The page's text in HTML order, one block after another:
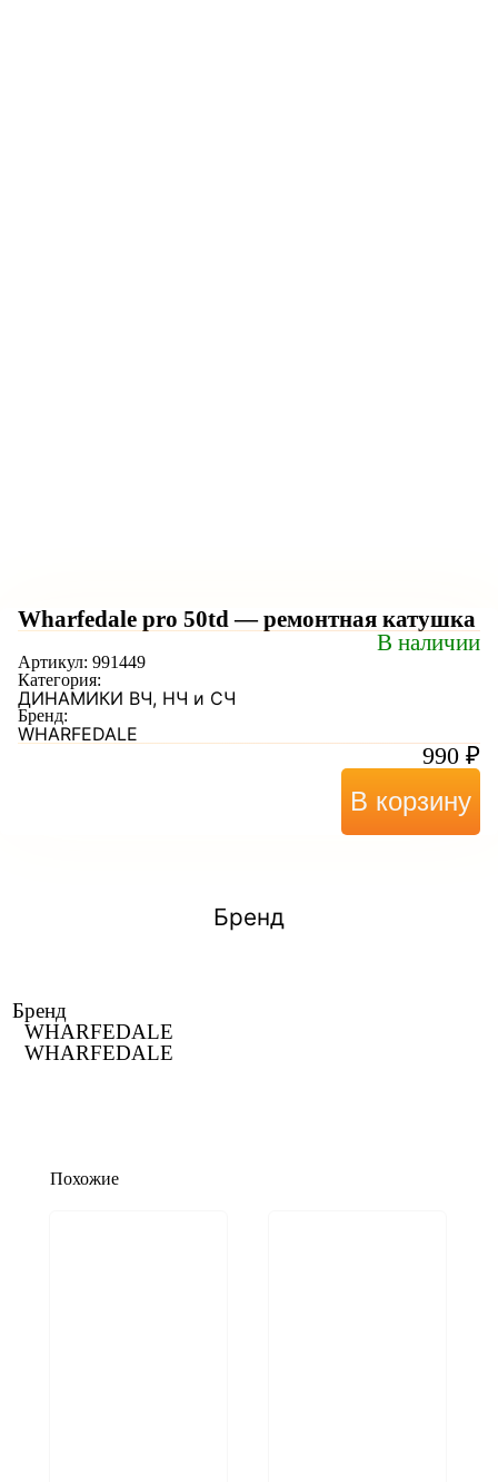
Wharfedale pro 50td — ремонтная катушка
990 ₽
В наличии
В корзину
Артикул: 991449
Категория:
ДИНАМИКИ ВЧ, НЧ и СЧ
Бренд:
WHARFEDALE
Бренд
Бренд
WHARFEDALE
WHARFEDALE
Похожие